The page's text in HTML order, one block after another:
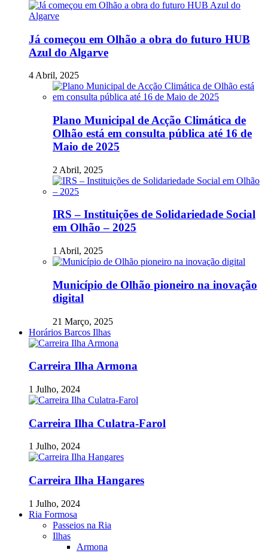
Já começou em Olhão a obra do futuro HUB
Azul do Algarve
4 Abril, 2025
Plano Municipal de Acção Climática de
Olhão está em consulta pública até 16 de
Maio de 2025
2 Abril, 2025
IRS – Instituições de Solidariedade Social
em Olhão – 2025
1 Abril, 2025
Município de Olhão pioneiro na inovação
digital
21 Março, 2025
Horários Barcos Ilhas
Carreira Ilha Armona
1 Julho, 2024
Carreira Ilha Culatra-Farol
1 Julho, 2024
Carreira Ilha Hangares
1 Julho, 2024
Ria Formosa
Passeios na Ria
Ilhas
Armona